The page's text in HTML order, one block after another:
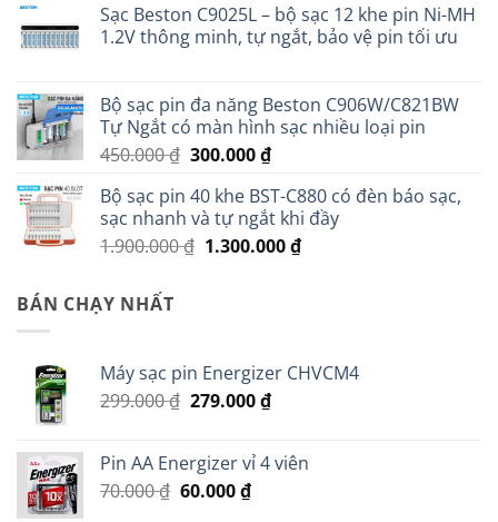
Sạc Beston C9025L – bộ sạc 12 khe pin Ni-MH
1.2V thông minh, tự ngắt, bảo vệ pin tối ưu
Bộ sạc pin đa năng Beston C906W/C821BW
Tự Ngắt có màn hình sạc nhiều loại pin
450.000₫ Giá
là:
450.000 ₫.
300.000₫Giá
tại
là:
300.000 ₫.
Bộ sạc pin 40 khe BST-C880 có đèn báo sạc,
sạc nhanh và tự ngắt khi đầy
1.900.000₫ Giá
1.300.000₫Giá
BÁN CHẠY NHẤT
Máy sạc pin Energizer CHVCM4
299.000₫ Giá
299.000 ₫.
279.000₫Giá
là:
Pin AA Energizer vỉ 4 viên
70.000₫ Giá
60.000₫Giá